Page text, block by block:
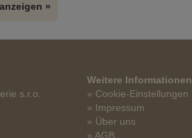
»
s.r.o.
Weitere Informationen
» Cookie-Einstellungen
» Impressum
» Über uns
» AGB